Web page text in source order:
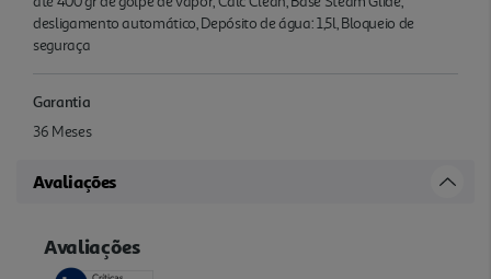
desligamento automático, Depósito de água: 1,5l, Bloqueio de
seguraça
Garantia
36 Meses
Avaliações